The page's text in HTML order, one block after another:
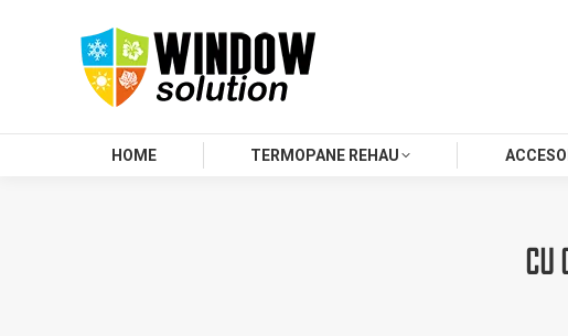
HOME TERMOPANE REHAU
CU